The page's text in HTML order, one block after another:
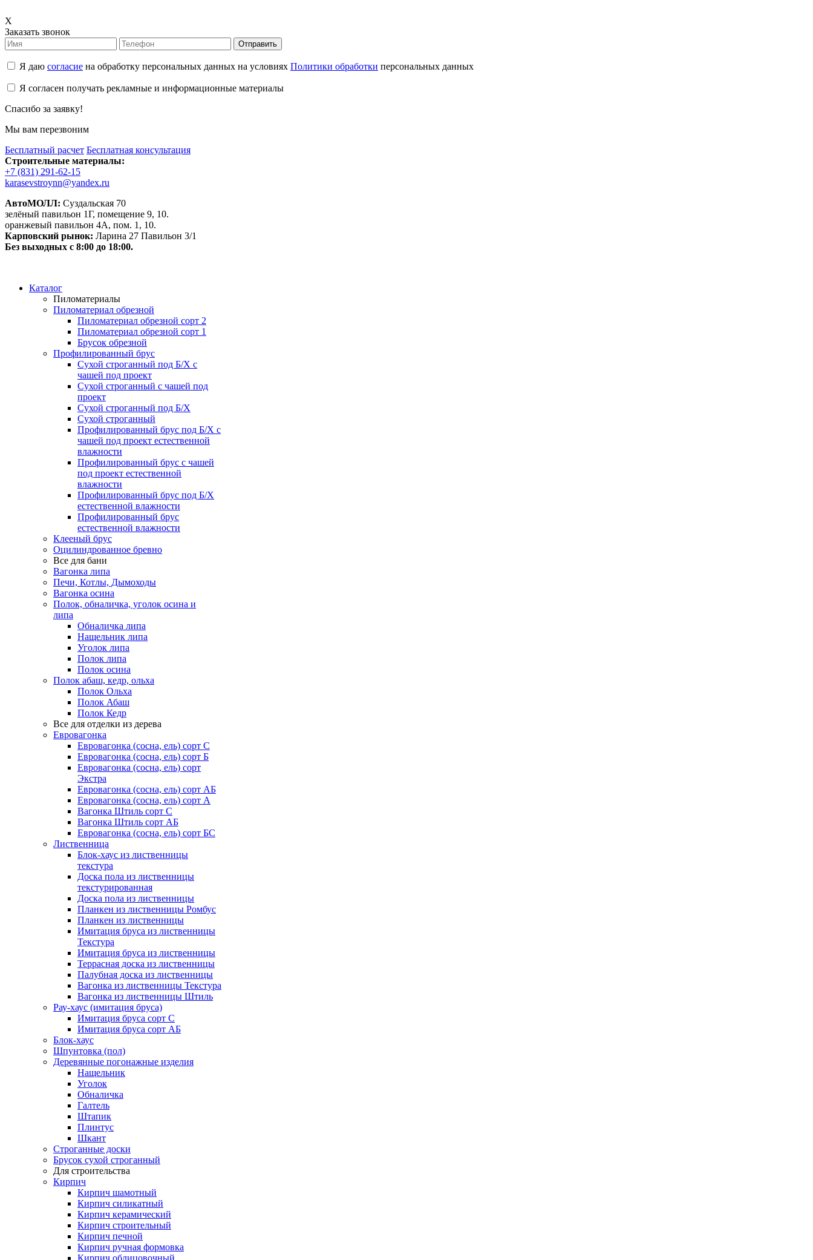
X
Заказать звонок
Отправить
Я даю согласие на обработку персональных данных на условиях Политики обработки персональных данных
Я согласен получать рекламные и информационные материалы
Спасибо за заявку!
Мы вам перезвоним
Бесплатный расчет Бесплатная консультация
Строительные материалы:
+7 (831) 291-62-15
karasevstroynn@yandex.ru
АвтоМОЛЛ: Суздальская 70
зелёный павильон 1Г, помещение 9, 10.
оранжевый павильон 4А, пом. 1, 10.
Карповский рынок: Ларина 27 Павильон 3/1
Без выходных с 8:00 до 18:00.
Каталог
Пиломатериалы
Пиломатериал обрезной
Пиломатериал обрезной сорт 2
Пиломатериал обрезной сорт 1
Брусок обрезной
Профилированный брус
Сухой строганный под Б/Х с
чашей под проект
Сухой строганный с чашей под
проект
Сухой строганный под Б/Х
Сухой строганный
Профилированный брус под Б/Х с
чашей под проект естественной
влажности
Профилированный брус с чашей
под проект естественной
влажности
Профилированный брус под Б/Х
естественной влажности
Профилированный брус
естественной влажности
Клееный брус
Оцилиндрованное бревно
Все для бани
Вагонка липа
Печи, Котлы, Дымоходы
Вагонка осина
Полок, обналичка, уголок осина и
липа
Обналичка липа
Нащельник липа
Уголок липа
Полок липа
Полок осина
Полок абаш, кедр, ольха
Полок Ольха
Полок Абаш
Полок Кедр
Все для отделки из дерева
Евровагонка
Евровагонка (сосна, ель) сорт С
Евровагонка (сосна, ель) сорт Б
Евровагонка (сосна, ель) сорт
Экстра
Евровагонка (сосна, ель) сорт АБ
Евровагонка (сосна, ель) сорт А
Вагонка Штиль сорт С
Вагонка Штиль сорт АБ
Евровагонка (сосна, ель) сорт БС
Лиственница
Блок-хаус из лиственницы
текстура
Доска пола из лиственницы
текстурированная
Доска пола из лиственницы
Планкен из лиственницы Ромбус
Планкен из лиственницы
Имитация бруса из лиственницы
Текстура
Имитация бруса из лиственницы
Террасная доска из лиственницы
Палубная доска из лиственницы
Вагонка из лиственницы Текстура
Вагонка из лиственницы Штиль
Рау-хаус (имитация бруса)
Имитация бруса сорт С
Имитация бруса сорт АБ
Блок-хаус
Шпунтовка (пол)
Деревянные погонажные изделия
Нащельник
Уголок
Обналичка
Галтель
Штапик
Плинтус
Шкант
Строганные доски
Брусок сухой строганный
Для строительства
Кирпич
Кирпич шамотный
Кирпич силикатный
Кирпич керамический
Кирпич строительный
Кирпич печной
Кирпич ручная формовка
Кирпич облицовочный